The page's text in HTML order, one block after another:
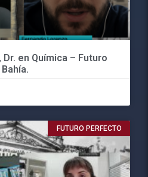
en Química – Futuro
FUTURO PERFECTO